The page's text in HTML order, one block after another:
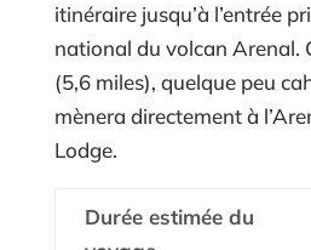
itinéraire jusqu’à l’entrée
national du volcan Arenal.
(5,6 miles), quelque peu
mènera directement à
Lodge.
Durée estimée du